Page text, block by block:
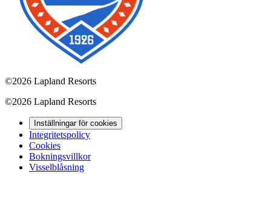
©2026 Lapland Resorts
©2026 Lapland Resorts
Inställningar för cookies
Integritetspolicy
Cookies
Bokningsvillkor
Visselblåsning